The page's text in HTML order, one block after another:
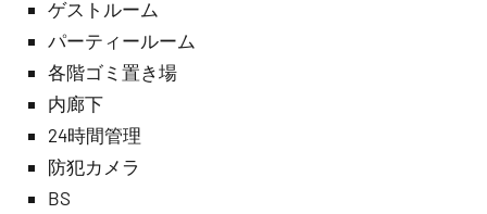
ゲストルーム
パーティールーム
各階ゴミ置き場
内廊下
24時間管理
防犯カメラ
BS